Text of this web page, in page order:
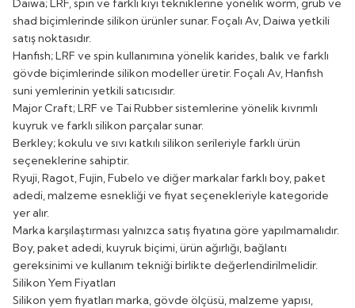
Daiwa; LRF, spin ve farklı kıyı tekniklerine yönelik worm, grub ve
shad biçimlerinde silikon ürünler sunar. Foçalı Av, Daiwa yetkili
satış noktasıdır.
Hanfish; LRF ve spin kullanımına yönelik karides, balık ve farklı
gövde biçimlerinde silikon modeller üretir. Foçalı Av, Hanfish
suni yemlerinin yetkili satıcısıdır.
Major Craft; LRF ve Tai Rubber sistemlerine yönelik kıvrımlı
kuyruk ve farklı silikon parçalar sunar.
Berkley; kokulu ve sıvı katkılı silikon serileriyle farklı ürün
seçeneklerine sahiptir.
Ryuji, Ragot, Fujin, Fubelo ve diğer markalar farklı boy, paket
adedi, malzeme esnekliği ve fiyat seçenekleriyle kategoride
yer alır.
Marka karşılaştırması yalnızca satış fiyatına göre yapılmamalıdır.
Boy, paket adedi, kuyruk biçimi, ürün ağırlığı, bağlantı
gereksinimi ve kullanım tekniği birlikte değerlendirilmelidir.
Silikon Yem Fiyatları
Silikon yem fiyatları marka, gövde ölçüsü, malzeme yapısı,